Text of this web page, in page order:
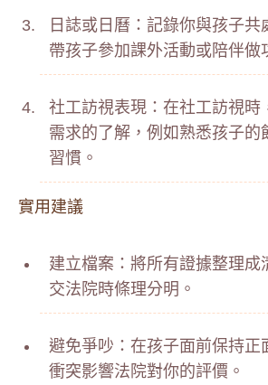
日誌或日曆：記錄你與孩子共
帶孩子參加課外活動或陪伴做
社工訪視表現：在社工訪視時
需求的了解，例如熟悉孩子的
習慣。
實用建議
建立檔案：將所有證據整理成
交法院時條理分明。
避免爭吵：在孩子面前保持正
衝突影響法院對你的評價。